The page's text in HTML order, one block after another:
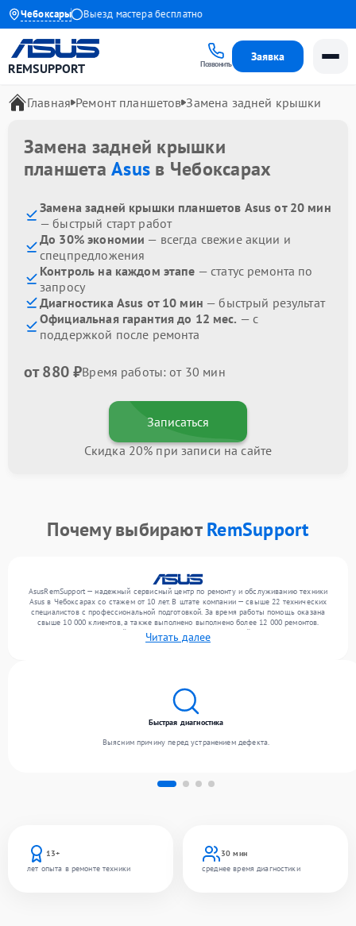
Чебоксары
до 1 года Выезд мастера бесплатно
REMSUPPORT Позвонить
Заявка
Главная Ремонт планшетов Замена задней крышки
Замена задней крышки
планшетаAsus в Чебоксарах
Замена задней крышки планшетов Asus от 20 мин
— быстрый старт работ
До 30% экономии — всегда свежие акции и
спецпредложения
Контроль на каждом этапе — статус ремонта по
запросу
Диагностика Asus от 10 мин — быстрый результат
Официальная гарантия до 12 мес. — с
поддержкой после ремонта
от 880 ₽Время работы: от 30 мин
Записаться
Скидка 20% при записи на сайте
Почему выбираютRemSupport
AsusRemSupport — надежный сервисный центр по ремонту и обслуживанию техники
Asus в Чебоксарах со стажем от 10 лет. В штате компании — свыше 22 технических
специалистов с профессиональной подготовкой. За время работы помощь оказана
свыше 10 000 клиентов, а также выполнено выполнено более 12 000 ремонтов.
Ежемесячно в сервисный центр поступает более 300 устройств, включая , , . Мы
работаем с широким спектром неисправностей и обеспечиваем надежный результат
Читать далее
13+
лет опыта в ремонте техники
30 мин
среднее время диагностики
Быстрая диагностика
Выясним причину перед устранением дефекта.